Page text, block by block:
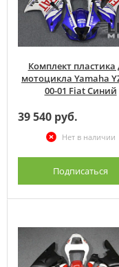
Комплект пластика
мотоцикла Yamaha
00-01 Fiat Синий
39 540 руб.
Нет в наличии
Подписаться